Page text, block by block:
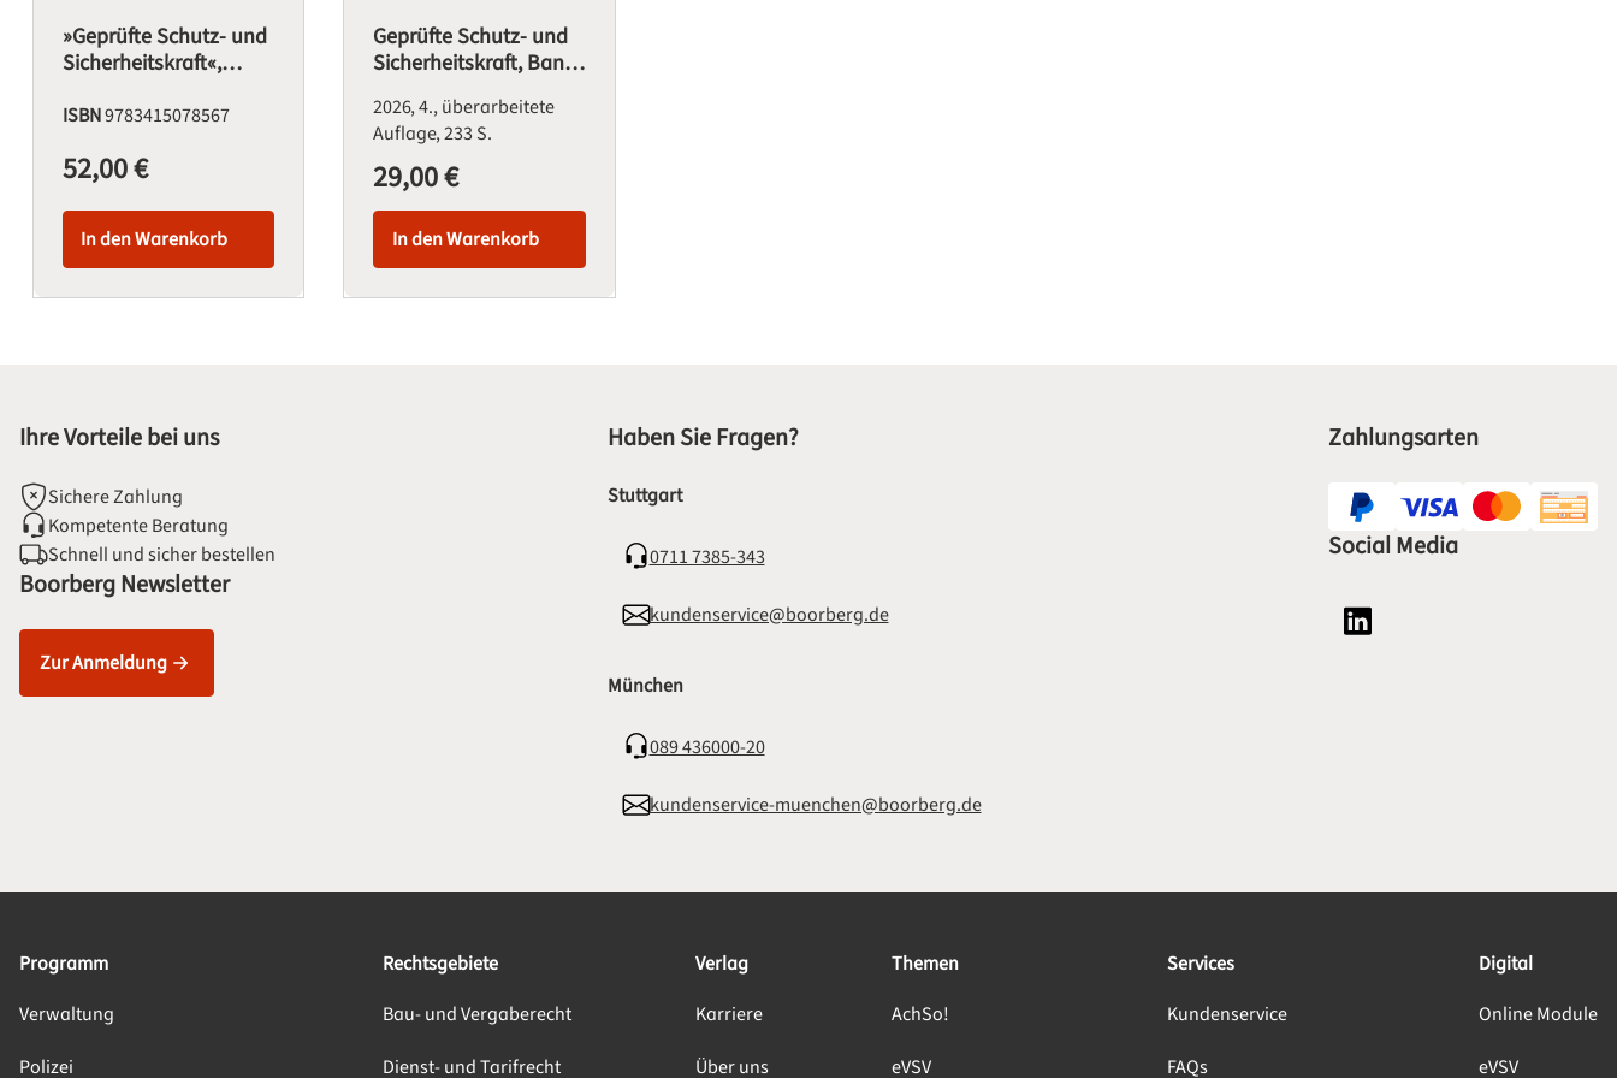
»Geprüfte Schutz- und
Sicherheitskraft«,
ISBN9783415078567
Regulärer Preis:
52,00 €
In den Warenkorb
Geprüfte Schutz- und
Sicherheitskraft, Band
20264., überarbeitete
Auflage233 S.
Regulärer Preis:
29,00 €
In den Warenkorb
Ihre Vorteile bei uns
Sichere Zahlung
Kompetente Beratung
Schnell und sicher bestellen
Boorberg Newsletter
Zur Anmeldung
Haben Sie Fragen?
Stuttgart
0711 7385-343
kundenservice@boorberg.de
München
089 436000-20
kundenservice-muenchen@boorberg.de
Zahlungsarten
Social Media
Social Media Plattform LinkedIn
Programm
Verwaltung
Polizei
Rechtsgebiete
Bau- und Vergaberecht
Dienst- und Tarifrecht
Verlag
Karriere
Über uns
Themen
AchSo!
eVSV
Services
Kundenservice
FAQs
Digital
Online Module
eVSV